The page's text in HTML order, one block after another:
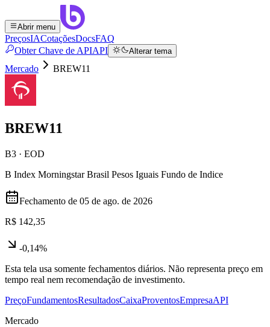
Abrir menu
PreçosIACotaçõesDocsFAQ
Obter Chave de APIAPI Alterar tema
Mercado BREW11
BREW11
B3 · EOD
B Index Morningstar Brasil Pesos Iguais Fundo de Indice
Fechamento de 05 de ago. de 2026
R$ 142,35
-0,14%
Esta tela usa somente fechamentos diários. Não representa preço em
tempo real nem recomendação de investimento.
PreçoFundamentosResultadosCaixaProventosEmpresaAPI
Mercado